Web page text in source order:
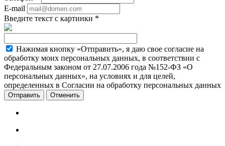
E-mail
Введите текст с картинки *
Нажимая кнопку «Отправить», я даю свое согласие на
обработку моих персональных данных, в соответствии с
Федеральным законом от 27.07.2006 года №152-ФЗ «О
персональных данных», на условиях и для целей,
определенных в Согласии на обработку персональных данных
Отменить